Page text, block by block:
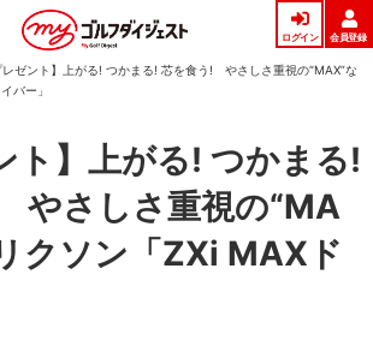
ログイン 会員登録
レゼント】上がる! つかまる! 芯を食う! やさしさ重視の“MAX”な
バー」
ト】上がる! つかまる!
さしさ重視の“MA
クソン「ZXi MAXド